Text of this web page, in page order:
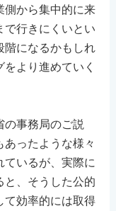
側から集中的に来
で行きにくいとい
階になるかもしれ
より進めていく
の事務局のご説
ったような様々
いるが、実際に
と、そうした公的
て効率的には取得